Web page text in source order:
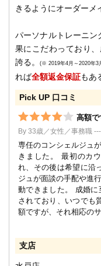
きるようにオーダーメ
パーソナルトレーニ
果にこだわっており
誇る。(※ 2019年4月～2020年3
れば全額返金保証もあ
Pick UP 口コミ
高額で
By 33歳／女性／事務職
専任のコンシェルジュ
きました。 最初のカ
れ、その後は希望に沿
ジュが面談の手配や進
動できました。 成婚に
されており、いつでも
額ですが、それ相応の
支店